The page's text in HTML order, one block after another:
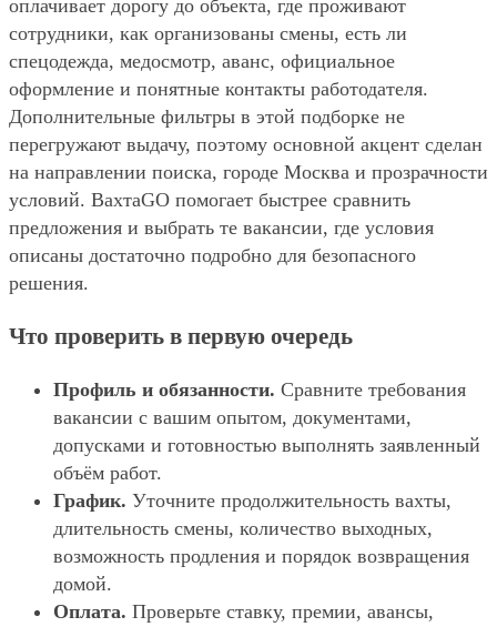
оплачивает дорогу до объекта, где проживают
сотрудники, как организованы смены, есть ли
спецодежда, медосмотр, аванс, официальное
оформление и понятные контакты работодателя.
Дополнительные фильтры в этой подборке не
перегружают выдачу, поэтому основной акцент сделан
на направлении поиска, городе Москва и прозрачности
условий. ВахтаGO помогает быстрее сравнить
предложения и выбрать те вакансии, где условия
описаны достаточно подробно для безопасного
решения.
Что проверить в первую очередь
Профиль и обязанности. Сравните требования
вакансии с вашим опытом, документами,
допусками и готовностью выполнять заявленный
объём работ.
График. Уточните продолжительность вахты,
длительность смены, количество выходных,
возможность продления и порядок возвращения
домой.
Оплата. Проверьте ставку, премии, авансы,